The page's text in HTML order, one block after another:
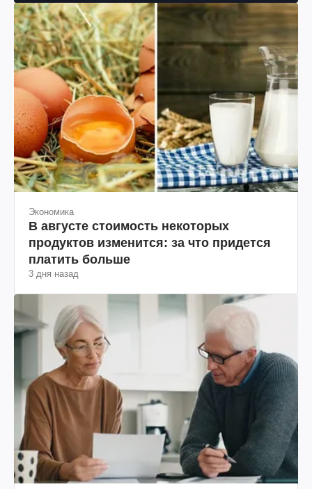
Экономика
В августе стоимость некоторых
продуктов изменится: за что придется
платить больше
3 дня назад